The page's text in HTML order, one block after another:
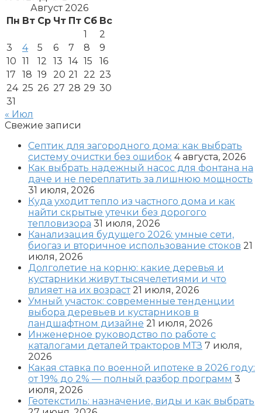
Август 2026
Пн Вт Ср Чт Пт Сб Вс
1
2
3
4 5 6 7 8
9
10 11 12 13 14 15
16
17
18 19 20 21 22 23
24 25 26 27 28 29 30
31
« Июл
Свежие записи
Септик для загородного дома: как выбрать
систему очистки без ошибок 4 августа, 2026
Как выбрать надежный насос для фонтана на
даче и не переплатить за лишнюю мощность
31 июля, 2026
Куда уходит тепло из частного дома и как
найти скрытые утечки без дорогого
тепловизора 31 июля, 2026
Канализация будущего 2026: умные сети,
биогаз и вторичное использование стоков 21
июля, 2026
Долголетие на корню: какие деревья и
кустарники живут тысячелетиями и что
влияет на их возраст 21 июля, 2026
Умный участок: современные тенденции
выбора деревьев и кустарников в
ландшафтном дизайне 21 июля, 2026
Инженерное руководство по работе с
каталогами деталей тракторов МТЗ 7 июля,
2026
Какая ставка по военной ипотеке в 2026 году:
от 19% до 2% — полный разбор программ 3
июля, 2026
Геотекстиль: назначение, виды и как выбрать